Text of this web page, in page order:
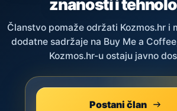
znanosti i
Članstvo pomaže održati Kozmos.hr i
dodatne sadržaje na Buy Me a
Kozmos.hr-u ostaju javno
Postani član